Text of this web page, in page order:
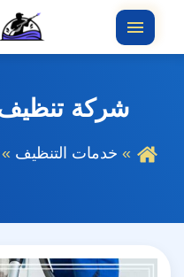
القائمة
شركة
خدمات التنظيف